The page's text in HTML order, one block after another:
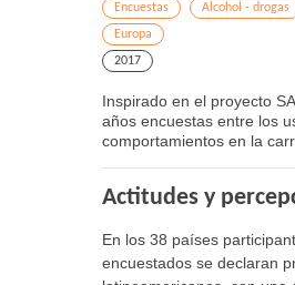
Encuestas Alcohol - drogas
Europa
2017
Inspirado en el proyecto
años encuestas entre los
comportamientos en la
Actitudes y
En los 38 países
encuestados se declaran